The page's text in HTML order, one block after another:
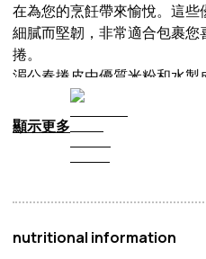
在為您的烹飪帶來愉悅。這些
細膩而堅韌，非常適合包裹
捲。
湄公春捲皮由優質米粉和水
味和質地。每張米紙都經過
用，便於操作和完美呈現。
無論您是準備新鮮健康的春捲
或嫩滑肉類，湄公春捲皮都
捲、酥脆開胃菜，甚至是甜點
美食之旅。沉浸在越南美食的
顯示更多
nutritional information